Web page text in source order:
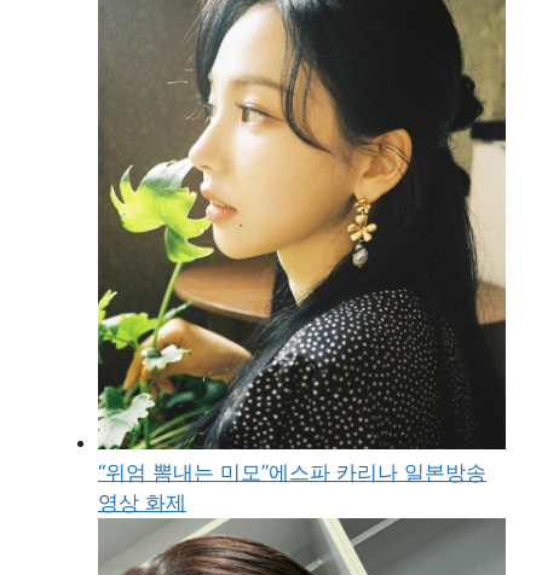
“위엄 뽐내는 미모”에스파 카리나 일본방송
영상 화제